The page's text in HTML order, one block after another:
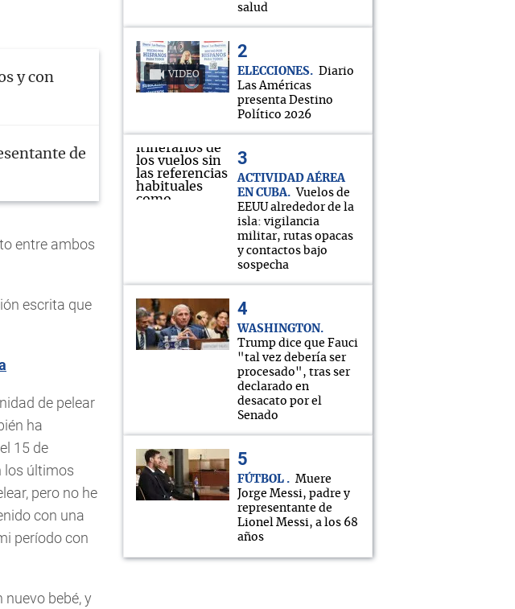
y con
de
entre ambos
escrita que
de pelear
ha
15 de
los últimos
pero no he
con una
período con
bebé, y
salud
VIDEO ELECCIONES
Diario
Las Américas
presenta Destino
Político 2026
ACTIVIDAD AÉREA
EN CUBA
Vuelos de
EEUU alrededor de la
isla: vigilancia
militar, rutas opacas
y contactos bajo
sospecha
WASHINGTON
Trump dice que Fauci
"tal vez debería ser
procesado", tras ser
declarado en
desacato por el
Senado
FÚTBOL
Muere
Jorge Messi, padre y
representante de
Lionel Messi, a los 68
años